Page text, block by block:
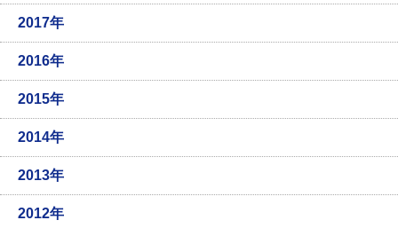
2017年
2016年
2015年
2014年
2013年
2012年